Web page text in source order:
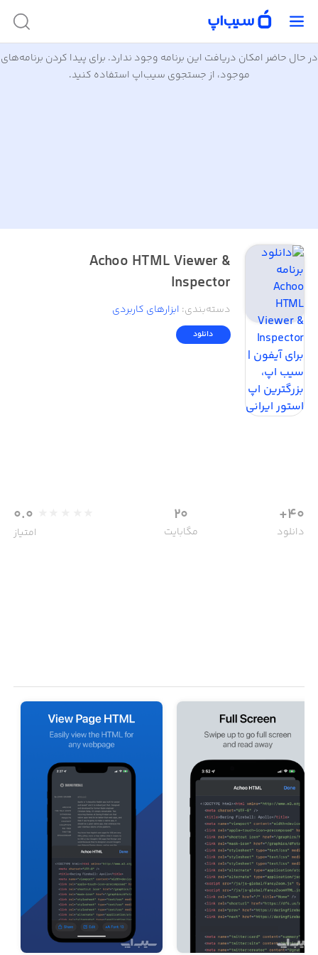
در حال حاضر امکان دریافت این برنامه وجود ندارد. برای پیدا کردن برنامه‌های
موجود، از جستجوی سیب‌اپ استفاده کنید.
Achoo HTML Viewer &
Inspector
دسته‌بندی: ابزار‌های کاربردی
دانلود
40+
دانلود
20
مگابایت
0.0
امتیاز